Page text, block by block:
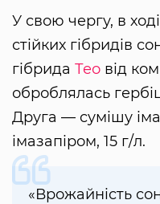
У свою чергу, в
стійких гібридів
гібрида Тео від
оброблялась
Друга — сумішу
імазапіром, 15 г/л.
«Врожайність